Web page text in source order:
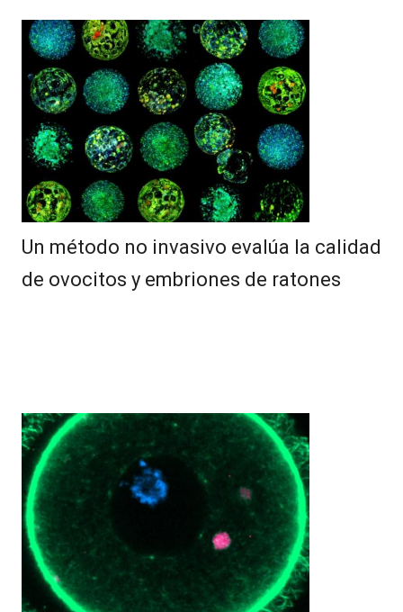
Un método no invasivo evalúa la calidad
de ovocitos y embriones de ratones